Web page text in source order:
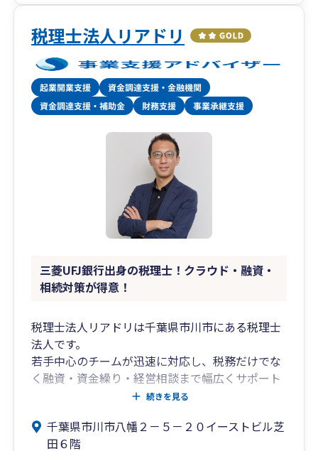
税理士法人リアドリ
三菱UFJ銀行出身の税理士！クラウド・融資・
相続対策が得意！
税理士法人リアドリは千葉県市川市にある税理士
法人です。
若手中心のチームが迅速に対応し、税務だけでな
く融資・資金繰り・経営相談まで幅広くサポート
代表税理士は三菱UFJ銀行出身。
大手企業から中小企業まで数多くの企業を担当
続きを見る
千葉県市川市八幡２－５－２０イーストビル芝
田６階